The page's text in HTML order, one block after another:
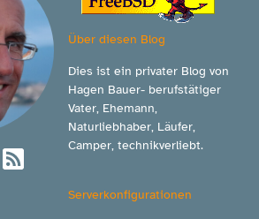
Über diesen Blog
Dies ist ein privater Blog von
Hagen Bauer- berufstätiger
Vater, Ehemann,
Naturliebhaber, Läufer,
Camper, technikverliebt.
Serverkonfigurationen